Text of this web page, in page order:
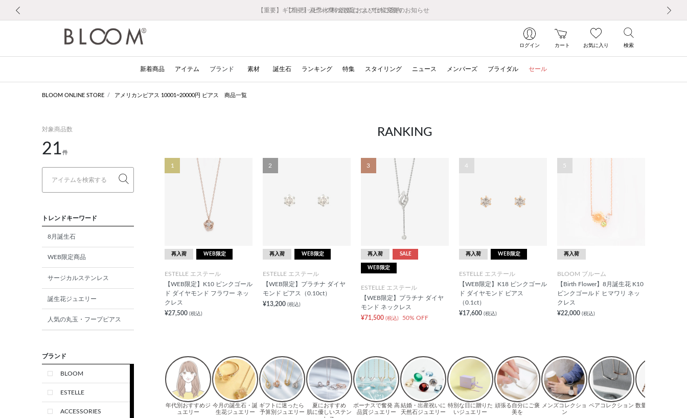
お修理・アフターサービスのご案内
【重要】令和８年熊本地震に伴う集配への影響について
【重要】ギフトラッピング料金改定および仕様変更のお知らせ
【重要】夏季休業の営業についてのご案内
税込5,500円以上で送料無料｜最短24時間以内に発送
新規会員登録で1000ポイントプレゼント！
新規LINE友だち登録で500円クーポンプレゼント
会員限定！レビュー投稿で100ポイントプレゼント
お修理・アフターサービスのご案内
【重要】令和８年熊本地震に伴う集配への影響について
ログイン カート お気に入り 検索
新着商品 アイテム ブランド 素材 誕生石 ランキング 特集 スタイリング ニュース メンバーズ ブライダル セール
BLOOM ONLINE STORE アメリカンピアス 10001~20000円 ピアス 商品一覧
対象商品数
21件
トレンドキーワード
8月誕生石
WEB限定商品
サージカルステンレス
誕生花ジュエリー
人気の丸玉・フープピアス
ブランド
BLOOM
ESTELLE
ACCESSORIES
RANKING
1
再入荷 WEB限定
ESTELLE エステール
【WEB限定】K10 ピンクゴール
ド ダイヤモンド フラワー ネッ
クレス
¥27,500 (税込)
2
再入荷 WEB限定
ESTELLE エステール
【WEB限定】プラチナ ダイヤ
モンド ピアス（0.10ct）
¥13,200 (税込)
3
再入荷 SALE
WEB限定
ESTELLE エステール
【WEB限定】プラチナ ダイヤ
モンド ネックレス
¥71,500 (税込) 50% OFF
4
再入荷 WEB限定
ESTELLE エステール
【WEB限定】K18 ピンクゴール
ド ダイヤモンド ピアス
（0.1ct）
¥17,600 (税込)
5
再入荷
BLOOM ブルーム
【Birth Flower】8月誕生花 K10
ピンクゴールド ヒマワリ ネッ
クレス
¥22,000 (税込)